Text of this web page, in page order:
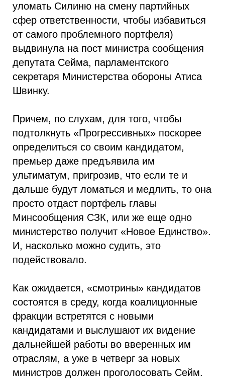
уломать Силиню на смену партийных
сфер ответственности, чтобы избавиться
от самого проблемного портфеля)
выдвинула на пост министра сообщения
депутата Сейма, парламентского
секретаря Министерства обороны Атиса
Швинку.
Причем, по слухам, для того, чтобы
подтолкнуть «Прогрессивных» поскорее
определиться со своим кандидатом,
премьер даже предъявила им
ультиматум, пригрозив, что если те и
дальше будут ломаться и медлить, то она
просто отдаст портфель главы
Минсообщения СЗК, или же еще одно
министерство получит «Новое Единство».
И, насколько можно судить, это
подействовало.
Как ожидается, «смотрины» кандидатов
состоятся в среду, когда коалиционные
фракции встретятся с новыми
кандидатами и выслушают их видение
дальнейшей работы во вверенных им
отраслям, а уже в четверг за новых
министров должен проголосовать Сейм.